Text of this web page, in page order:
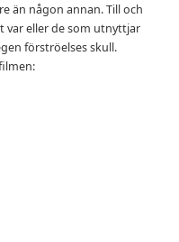
än någon annan. Till och
var eller de som utnyttjar
förströelses skull.